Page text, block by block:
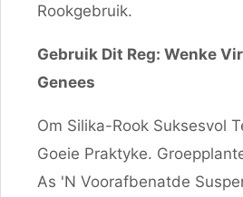
Rookgebruik.
Gebruik Dit Reg: Wenke
Genees
Om Silika-Rook Suksesvol
Goeie Praktyke.
As 'n Voorafbenatde